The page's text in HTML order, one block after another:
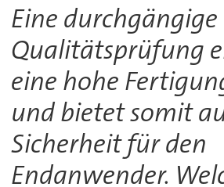
Eine durchgängige
Qualitätsprüfung
eine hohe
und bietet somit
Sicherheit für den
Endanwender.